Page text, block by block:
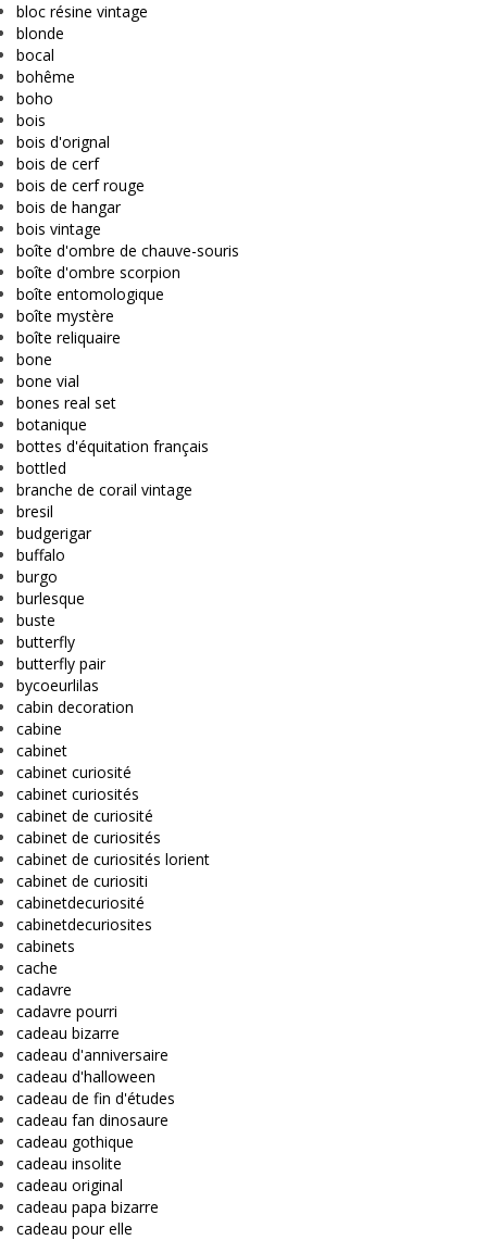
bloc résine vintage
blonde
bocal
bohême
boho
bois
bois d'orignal
bois de cerf
bois de cerf rouge
bois de hangar
bois vintage
boîte d'ombre de chauve-souris
boîte d'ombre scorpion
boîte entomologique
boîte mystère
boîte reliquaire
bone
bone vial
bones real set
botanique
bottes d'équitation français
bottled
branche de corail vintage
bresil
budgerigar
buffalo
burgo
burlesque
buste
butterfly
butterfly pair
bycoeurlilas
cabin decoration
cabine
cabinet
cabinet curiosité
cabinet curiosités
cabinet de curiosité
cabinet de curiosités
cabinet de curiosités lorient
cabinet de curiositi
cabinetdecuriosité
cabinetdecuriosites
cabinets
cache
cadavre
cadavre pourri
cadeau bizarre
cadeau d'anniversaire
cadeau d'halloween
cadeau de fin d'études
cadeau fan dinosaure
cadeau gothique
cadeau insolite
cadeau original
cadeau papa bizarre
cadeau pour elle